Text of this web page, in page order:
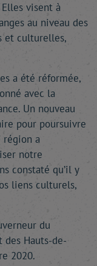
visent à
au niveau des
et culturelles,
a été réformée,
avec la
Un nouveau
pour poursuivre
région a
notre
constaté qu’il y
liens culturels,
du
des Hauts-de-
2020.